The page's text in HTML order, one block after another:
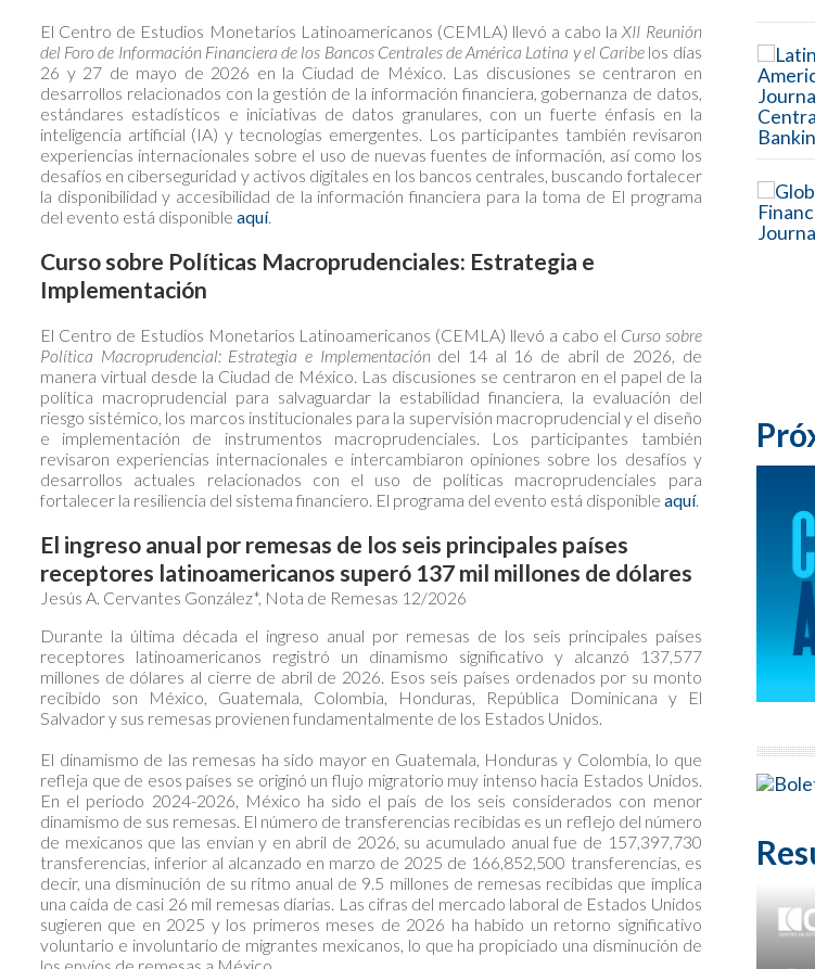
El Centro de Estudios Monetarios Latinoamericanos (CEMLA) llevó a cabo laXII Reunión
del Foro de Información Financiera de los Bancos Centrales de América Latina y el Caribe los días
26 y 27 de mayo de 2026 en la Ciudad de México. Las discusiones se centraron en
desarrollos relacionados con la gestión de la información financiera, gobernanza de datos,
estándares estadísticos e iniciativas de datos granulares, con un fuerte énfasis en la
inteligencia artificial (IA) y tecnologías emergentes. Los participantes también revisaron
experiencias internacionales sobre el uso de nuevas fuentes de información, así como los
desafíos en ciberseguridad y activos digitales en los bancos centrales, buscando fortalecer
la disponibilidad y accesibilidad de la información financiera para la toma de El programa
del evento está disponible aquí.
Curso sobre Políticas Macroprudenciales: Estrategia e
Implementación
El Centro de Estudios Monetarios Latinoamericanos (CEMLA) llevó a cabo el Curso sobre
Política Macroprudencial: Estrategia e Implementacióndel 14 al 16 de abril de 2026, de
manera virtual desde la Ciudad de México. Las discusiones se centraron en el papel de la
política macroprudencial para salvaguardar la estabilidad financiera, la evaluación del
riesgo sistémico, los marcos institucionales para la supervisión macroprudencial y el diseño
e implementación de instrumentos macroprudenciales. Los participantes también
revisaron experiencias internacionales e intercambiaron opiniones sobre los desafíos y
desarrollos actuales relacionados con el uso de políticas macroprudenciales para
fortalecer la resiliencia del sistema financiero. El programa del evento está disponible aquí.
El ingreso anual por remesas de los seis principales países
receptores latinoamericanos superó 137 mil millones de dólares
Jesús A. Cervantes González*, Nota de Remesas 12/2026
Durante la última década el ingreso anual por remesas de los seis principales países
receptores latinoamericanos registró un dinamismo significativo y alcanzó 137,577
millones de dólares al cierre de abril de 2026. Esos seis países ordenados por su monto
recibido son México, Guatemala, Colombia, Honduras, República Dominicana y El
Salvador y sus remesas provienen fundamentalmente de los Estados Unidos.
El dinamismo de las remesas ha sido mayor en Guatemala, Honduras y Colombia, lo que
refleja que de esos países se originó un flujo migratorio muy intenso hacia Estados Unidos.
En el periodo 2024-2026, México ha sido el país de los seis considerados con menor
dinamismo de sus remesas. El número de transferencias recibidas es un reflejo del número
de mexicanos que las envían y en abril de 2026, su acumulado anual fue de 157,397,730
transferencias, inferior al alcanzado en marzo de 2025 de 166,852,500 transferencias, es
decir, una disminución de su ritmo anual de 9.5 millones de remesas recibidas que implica
una caída de casi 26 mil remesas diarias. Las cifras del mercado laboral de Estados Unidos
sugieren que en 2025 y los primeros meses de 2026 ha habido un retorno significativo
voluntario e involuntario de migrantes mexicanos, lo que ha propiciado una disminución de
Ossandon
targets:
, Marco
Latin American Journal of Central Banking – Noviembre 2025
Global banking with a Latin American rhythm
Allen N. Berger,Peter Karlström , Stephen A. Karolyi, Matias Ossandon
Busch, Freddy Pinzon-Puerto, Raluca A. Roman
Global Finance Journal – Septiembre 2025
The stock market effects of committing and setting GHG targets:
evidence from the science-based targets initiative
Santiago Guerrero-Escobar, Gerardo Hernández-del-Valle
Hernández-Vega